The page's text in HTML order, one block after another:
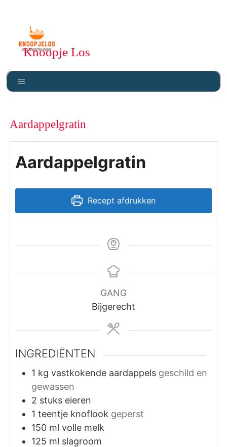
Knoopje Los
Aardappelgratin
Aardappelgratin
Recept afdrukken
GANG
Bijgerecht
INGREDIËNTEN
1 kg vastkokende aardappels geschild en
gewassen
2 stuks eieren
1 teentje knoflook geperst
150 ml volle melk
125 ml slagroom